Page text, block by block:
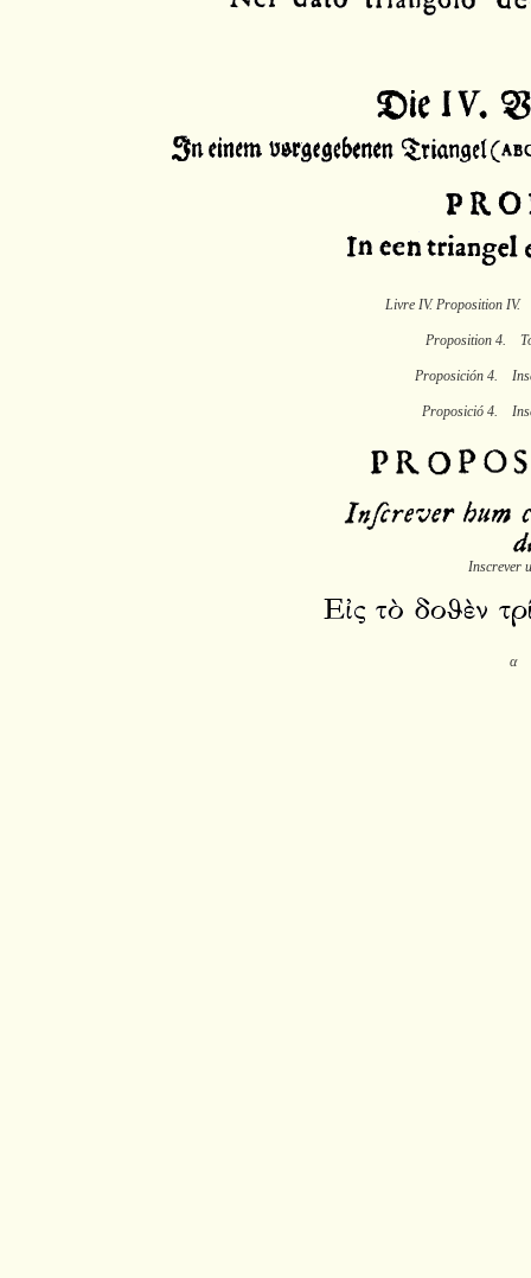
Livre IV. Proposition IV.
Proposition 4.
Proposición 4.
Proposició 4.
Inscrever
α